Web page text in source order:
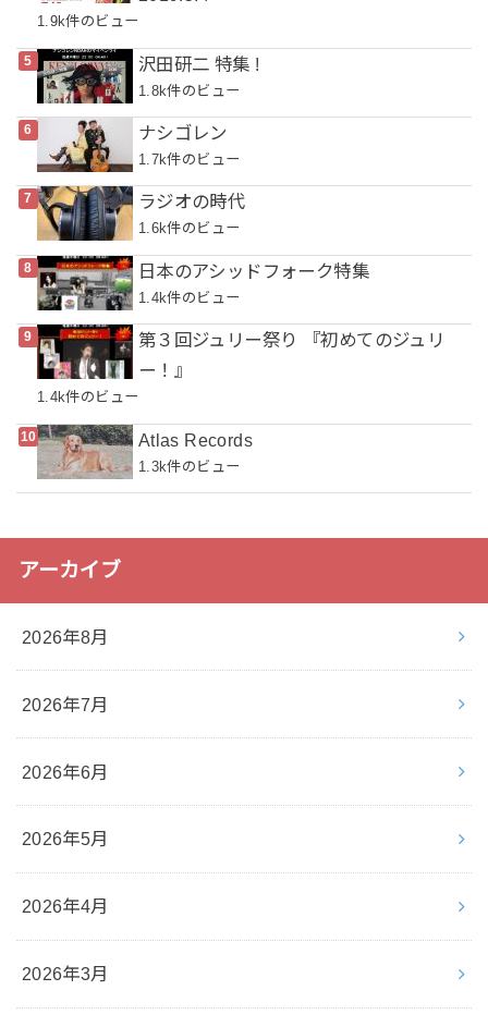
1.9k件のビュー
沢田研二 特集 !
1.8k件のビュー
ナシゴレン
1.7k件のビュー
ラジオの時代
1.6k件のビュー
日本のアシッドフォーク特集
1.4k件のビュー
第３回ジュリー祭り 『初めてのジュリ
ー！』
1.4k件のビュー
Atlas Records
1.3k件のビュー
アーカイブ
2026年8月
2026年7月
2026年6月
2026年5月
2026年4月
2026年3月